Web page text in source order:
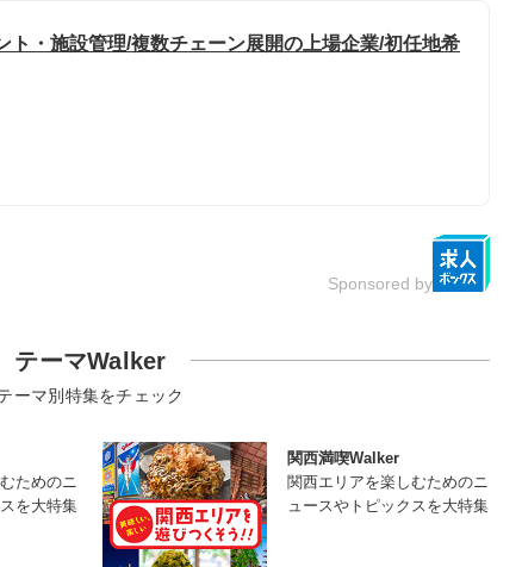
ト・施設管理/複数チェーン展開の上場企業/初任地希
Sponsored by
テーマWalker
ーマ別特集をチェック
ためのニ
を大特集
関西満喫Walker
関西エリアを楽しむためのニ
ュースやトピックスを大特集